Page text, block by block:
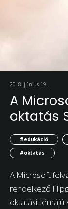
2018. június 19.
A
oktatás
#edukáció
#oktatás
A Microsoft
rendelkező
oktatási témájú